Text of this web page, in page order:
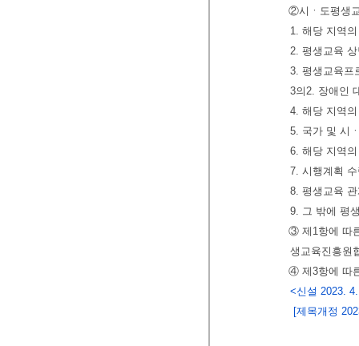
②시ㆍ도평생
1. 해당 지역
2. 평생교육
3. 평생교육프
3의2. 장애인
4. 해당 지역
5. 국가 및 시
6. 해당 지역
7. 시행계획
8. 평생교육
9. 그 밖에 평
③ 제1항에 따
생교육진흥원
④ 제3항에 따
<신설 2023.
[제목개정